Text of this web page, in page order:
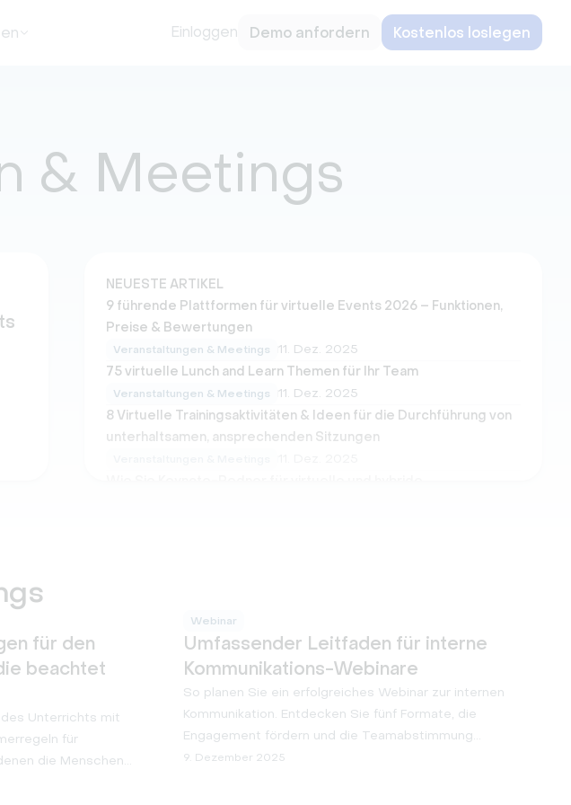
Einloggen Demo anfordern Kostenlos loslegen
& Meetings
NEUESTE ARTIKEL
9 führende Plattformen für virtuelle Events 2026 – Funktionen,
Preise & Bewertungen
Veranstaltungen & Meetings
11. Dez. 2025
75 virtuelle Lunch and Learn Themen für Ihr Team
Veranstaltungen & Meetings
11. Dez. 2025
8 Virtuelle Trainingsaktivitäten & Ideen für die Durchführung von
unterhaltsamen, ansprechenden Sitzungen
für den
beachtet
Unterrichts mit
für
die Menschen
Webinar
Umfassender Leitfaden für interne
Kommunikations-Webinare
So planen Sie ein erfolgreiches Webinar zur internen
Kommunikation. Entdecken Sie fünf Formate, die
Engagement fördern und die Teamabstimmung
verbessern.
9. Dezember 2025